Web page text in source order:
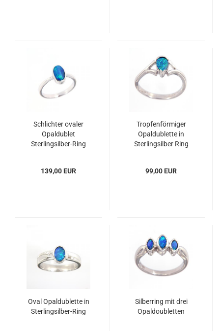
Schlichter ovaler
Opaldublet
Sterlingsilber-Ring
139,00 EUR
Tropfenförmiger
Opaldublette in
Sterlingsilber Ring
99,00 EUR
Oval Opaldublette in
Sterlingsilber-Ring
Silberring mit drei
Opaldoubletten